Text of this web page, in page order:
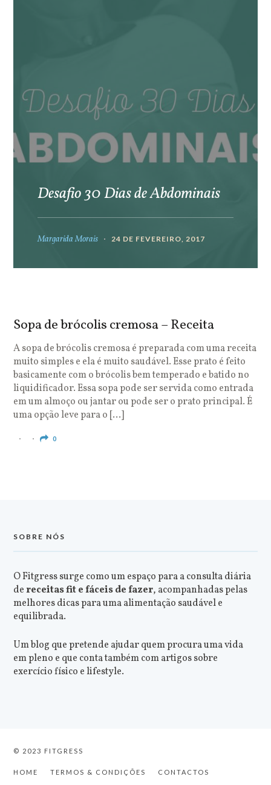
Desafio 30 Dias de Abdominais
Margarida Morais 24 DE FEVEREIRO, 2017
Sopa de brócolis cremosa – Receita
A sopa de brócolis cremosa é preparada com uma receita
muito simples e ela é muito saudável. Esse prato é feito
basicamente com o brócolis bem temperado e batido no
liquidificador. Essa sopa pode ser servida como entrada
em um almoço ou jantar ou pode ser o prato principal. É
uma opção leve para o […]
0
SOBRE NÓS
O Fitgress surge como um espaço para a consulta diária
dereceitas fit e fáceis de fazer, acompanhadas pelas
melhores dicas para uma alimentação saudável e
equilibrada.
Um blog que pretende ajudar quem procura uma vida
em pleno e que conta também com artigos sobre
exercício físico e lifestyle.
© 2023 FITGRESS
HOME TERMOS & CONDIÇÕES CONTACTOS